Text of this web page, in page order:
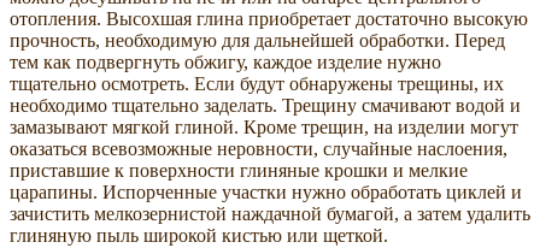
отопления. Высохшая глина приобретает достаточно высокую
прочность, необходимую для дальнейшей обработки. Перед
тем как подвергнуть обжигу, каждое изделие нужно
тщательно осмотреть. Если будут обнаружены трещины, их
необходимо тщательно заделать. Трещину смачивают водой и
замазывают мягкой глиной. Кроме трещин, на изделии могут
оказаться всевозможные неровности, случайные наслоения,
приставшие к поверхности глиняные крошки и мелкие
царапины. Испорченные участки нужно обработать циклей и
зачистить мелкозернистой наждачной бумагой, а затем удалить
глиняную пыль широкой кистью или щеткой.